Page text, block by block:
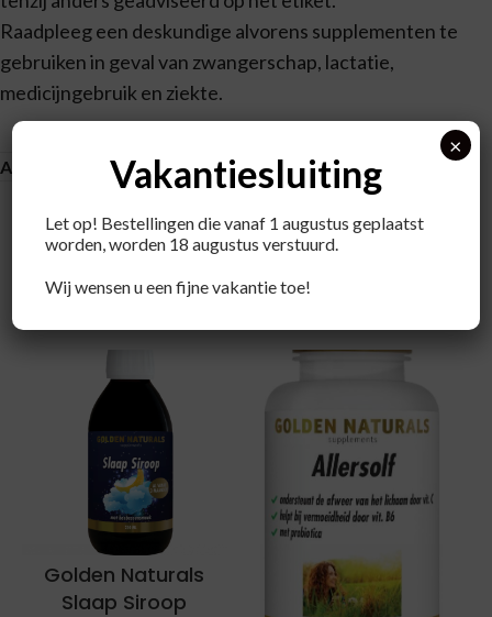
Raadpleeg een deskundige alvorens supplementen te
gebruiken in geval van zwangerschap, lactatie,
medicijngebruik en ziekte.
Aanvullende informatie
Recent bekeken producten
Golden Naturals
Slaap Siroop
Vakantiesluiting
Let op! Bestellingen die vanaf 1 augustus geplaatst
worden, worden 18 augustus verstuurd.
Wij wensen u een fijne vakantie toe!
×